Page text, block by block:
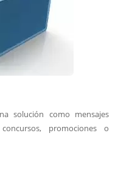
solución como mensajes
promociones o